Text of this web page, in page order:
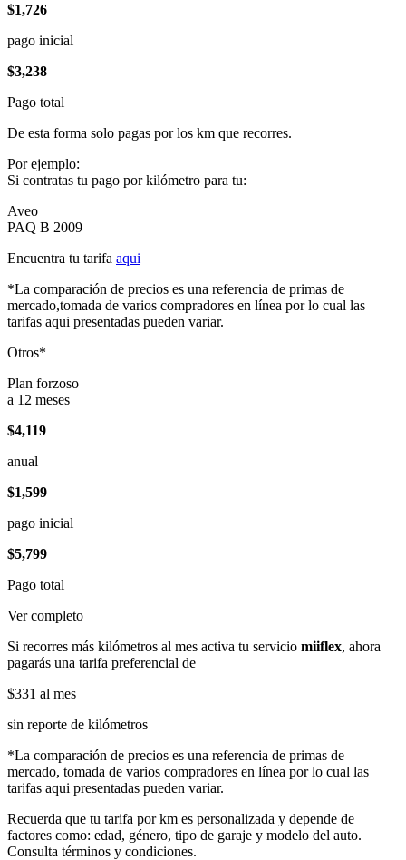
$1,726
pago inicial
$3,238
Pago total
De esta forma solo pagas por los km que recorres.
Por ejemplo:
Si contratas tu pago por kilómetro para tu:
Aveo
PAQ B 2009
Encuentra tu tarifa aqui
*La comparación de precios es una referencia de primas de
mercado,tomada de varios compradores en línea por lo cual las
tarifas aqui presentadas pueden variar.
Otros*
Plan forzoso
a 12 meses
$4,119
anual
$1,599
pago inicial
$5,799
Pago total
Ver completo
Si recorres más kilómetros al mes activa tu servicio miiflex, ahora
pagarás una tarifa preferencial de
$331 al mes
sin reporte de kilómetros
*La comparación de precios es una referencia de primas de
mercado, tomada de varios compradores en línea por lo cual las
tarifas aqui presentadas pueden variar.
Recuerda que tu tarifa por km es personalizada y depende de
factores como: edad, género, tipo de garaje y modelo del auto.
Consulta términos y condiciones.